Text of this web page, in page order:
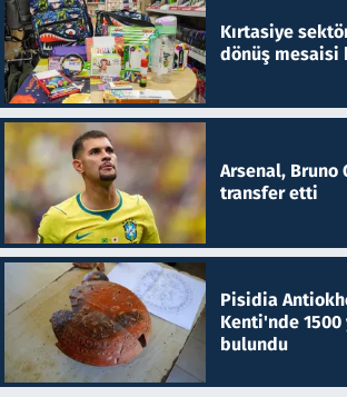
Kırtasiye
dönüş mesaisi
Arsenal, Bruno
transfer etti
Pisidia
Kenti'nde
bulundu